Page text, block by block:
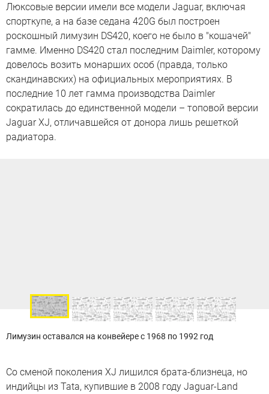
Люксовые версии имели все модели Jaguar, включая
спорткупе, а на базе седана 420G был построен
роскошный лимузин DS420, коего не было в "кошачей"
гамме. Именно DS420 стал последним Daimler, которому
довелось возить монарших особ (правда, только
скандинавских) на официальных мероприятиях. В
последние 10 лет гамма производства Daimler
сократилась до единственной модели – топовой версии
Jaguar XJ, отличавшейся от донора лишь решеткой
радиатора.
Лимузин оставался на конвейере с 1968 по 1992 год
Со сменой поколения XJ лишился брата-близнеца, но
индийцы из Tata, купившие в 2008 году Jaguar-Land